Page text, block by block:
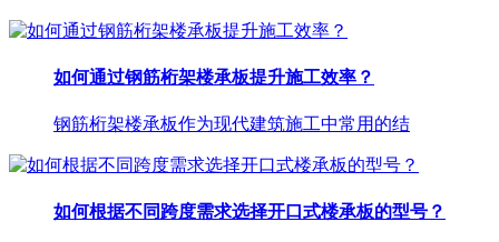
如何通过钢筋桁架楼承板提升施工效率？
钢筋桁架楼承板作为现代建筑施工中常用的结
如何根据不同跨度需求选择开口式楼承板的型号？